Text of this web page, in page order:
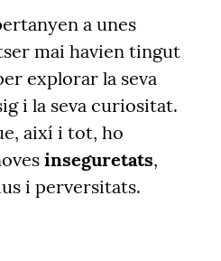
a unes
mai havien tingut
explorar la seva
i la seva curiositat.
així i tot, ho
inseguretats,
i perversitats.